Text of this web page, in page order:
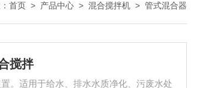
首页 > 产品中心 > 混合搅拌机 > 管式混合器
搅拌